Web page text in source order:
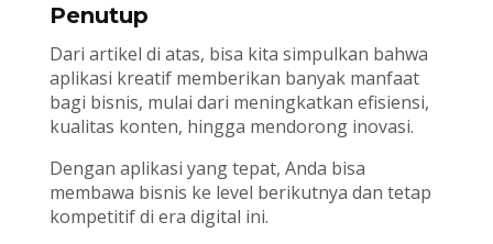
Penutup
Dari artikel di atas, bisa kita simpulkan bahwa
aplikasi kreatif memberikan banyak manfaat
bagi bisnis, mulai dari meningkatkan efisiensi,
kualitas konten, hingga mendorong inovasi.
Dengan aplikasi yang tepat, Anda bisa
membawa bisnis ke level berikutnya dan tetap
kompetitif di era digital ini.